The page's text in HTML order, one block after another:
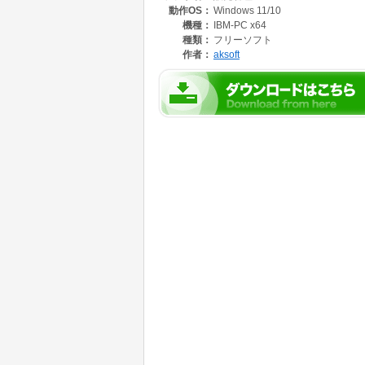
【機能一覧】
見積：
見積入力、原価計画
受注入力、出荷確定、ピッキングリスト、受
発注：
発注入力、受発注一括作成、在庫発注一括作
仕入：
動作OS： Windows 11/10
機種：
IBM-PC x64
種類： フリーソフト
作者： aksoft